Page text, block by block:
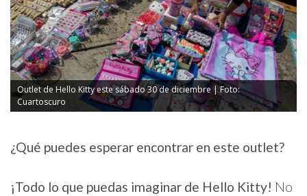
Outlet de Hello Kitty este sábado 30 de diciembre | Foto:
Cuartoscuro
¿Qué puedes esperar encontrar en este outlet?
¡Todo lo que puedas imaginar de Hello Kitty! No